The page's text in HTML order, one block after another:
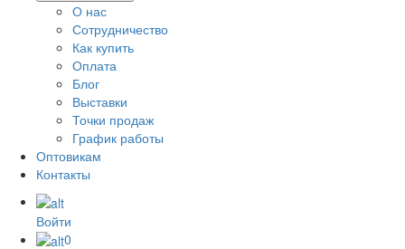
О нас
Сотрудничество
Как купить
Оплата
Блог
Выставки
Точки продаж
График работы
Оптовикам
Контакты
Войти
0